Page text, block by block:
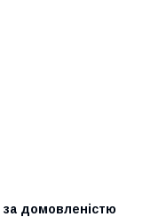
за домовленістю